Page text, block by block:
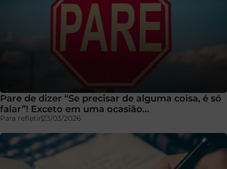
Pare de dizer “Se precisar de alguma coisa, é só
falar”! Exceto em uma ocasião…
Para refletir23/03/2026